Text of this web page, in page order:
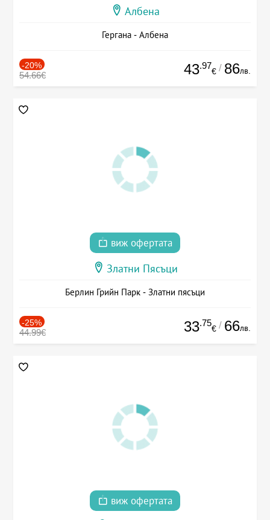
Албена
Гергана - Албена
-20%
54.66€ 43.97
€ / 86лв.
виж офертата
Златни Пясъци
Берлин Грийн Парк - Златни пясъци
-25%
44.99€ 33.75
€ / 66лв.
виж офертата